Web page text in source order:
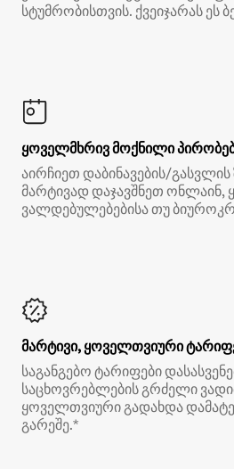
სტუმრობისთვის. ქვეიჯარას ეს
ყოველმხრივ მოქნილი
აირჩიეთ დაბინავების/
მარტივად დაჯავშნეთ ონლაინ,
ვალდებულებებისა თუ
მარტივი, ყოველთვიური
საგანგებო ტარიფები
საცხოვრებლების გრძელი
ყოველთვიური გადახდა
გარეშე.*